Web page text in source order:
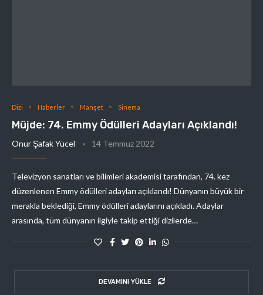
Dizi Haberler Manşet Sinema
Müjde: 74. Emmy Ödülleri Adayları Açıklandı!
Onur Şafak Yücel 14 Temmuz 2022
Televizyon sanatları ve bilimleri akademisi tarafından, 74. kez
düzenlenen Emmy ödülleri adayları açıklandı! Dünyanın büyük bir
merakla beklediği, Emmy ödülleri adaylarını açıkladı. Adaylar
arasında, tüm dünyanın ilgiyle takip ettiği dizilerde…
DEVAMINI YÜKLE